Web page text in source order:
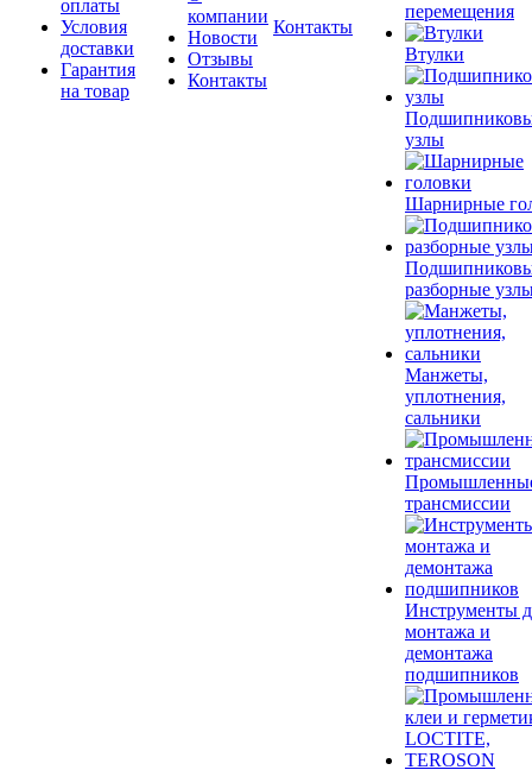
оплаты
Условия
доставки
Гарантия
на товар
компании
Новости
Отзывы
Контакты
Контакты
перемещения
Втулки
узлы
Шарнирные
разборные
Манжеты,
уплотнения,
сальники
трансмиссии
Инструменты
монтажа и
демонтажа
подшипников